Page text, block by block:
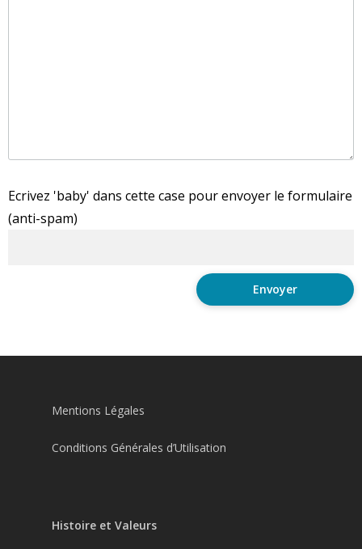
Ecrivez 'baby' dans cette case pour envoyer le formulaire
(anti-spam)
Mentions Légales
Conditions Générales d’Utilisation
Histoire et Valeurs